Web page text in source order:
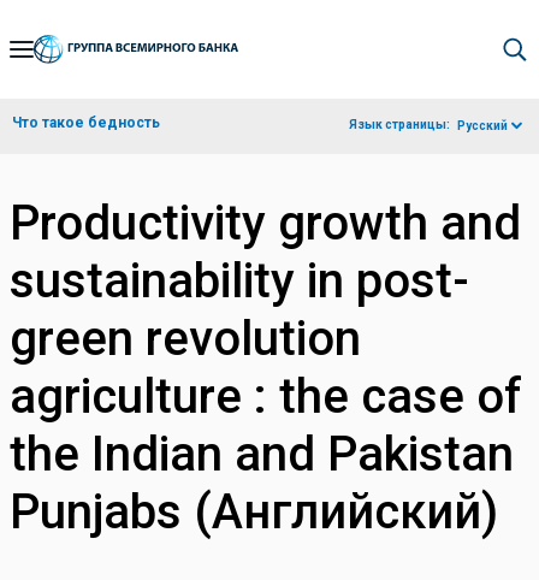
Skip
Navigation
Что такое бедность Язык страницы: Русский
Productivity growth and
sustainability in post-
green revolution
agriculture : the case of
the Indian and Pakistan
Punjabs (Английский)